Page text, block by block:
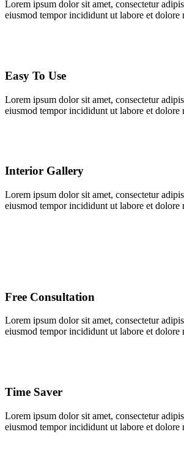
Lorem ipsum dolor sit amet, consectetur
eiusmod tempor incididunt ut labore et dolore
Easy To Use
Lorem ipsum dolor sit amet, consectetur
eiusmod tempor incididunt ut labore et dolore
Interior Gallery
Lorem ipsum dolor sit amet, consectetur
eiusmod tempor incididunt ut labore et dolore
Free Consultation
Lorem ipsum dolor sit amet, consectetur
eiusmod tempor incididunt ut labore et dolore
Time Saver
Lorem ipsum dolor sit amet, consectetur
eiusmod tempor incididunt ut labore et dolore